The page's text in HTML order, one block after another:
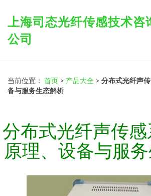
上海司态光纤传感技术咨
公司
当前位置： 首页 > 产品大全 > 分布式光纤声
备与服务生态解析
分布式光纤声传
原理、设备与服